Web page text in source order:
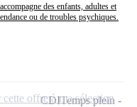
des enfants, adultes et
ou de troubles psychiques.
CDITemps plein
offre à ma sélection